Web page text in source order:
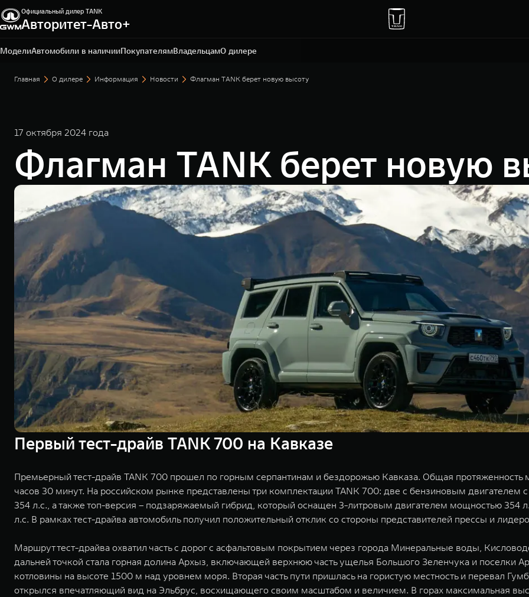
Официальный дилер TANK
Авторитет-Авто+
МоделиАвтомобили в наличииПокупателямВладельцамО дилере
Владивосток, ул. Тульская, 22
+7 423 279-09-19
Главная О дилере Информация Новости Флагман TANK берет новую высоту
17 октября 2024 года
Флагман TANK берет новую
Первый тест-драйв TANK 700 на Кавказе
Премьерный тест-драйв TANK 700 прошел по горным серпантинам и бездорожью Кавказа. Общая протяженность
часов 30 минут. На российском рынке представлены три комплектации TANK 700: две с бензиновым
354 л.с., а также топ-версия – подзаряжаемый гибрид, который оснащен 3-литровым двигателем мощностью 354
л.с. В рамках тест-драйва автомобиль получил положительный отклик со стороны представителей прессы и
Маршрут тест-драйва охватил часть с дорог с асфальтовым покрытием через города Минеральные воды,
дальней точкой стала горная долина Архыз, включающей верхнюю часть ущелья Большого Зеленчука и поселки
котловины на высоте 1500 м над уровнем моря. Вторая часть пути пришлась на гористую местность и перевал
открылся впечатляющий вид на Эльбрус, восхищающего своим масштабом и величием. В горах максимальная